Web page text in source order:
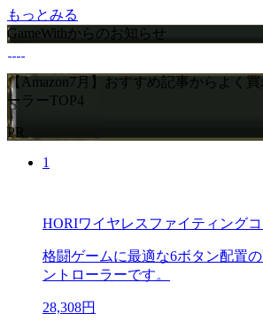
もっとみる
GameWithからのお知らせ
【Amazon7月】おすすめ記事からよく
ーラーTOP4
PR
1
HORIワイヤレスファイティング
格闘ゲームに最適な6ボタン配置
ントローラーです。
28,308円